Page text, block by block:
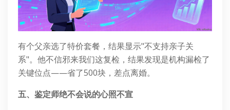
有个父亲选了特价套餐，结果显示"不支持亲子关
系"。他不信邪来我们这复检，结果发现是机构漏检了
关键位点——省了500块，差点离婚。
五、鉴定师绝不会说的心照不宣